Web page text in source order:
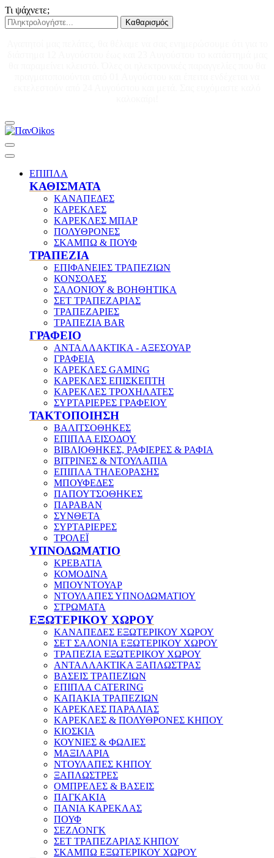
Τι ψάχνετε;
Καθαρισμός
ΕΠΙΠΛΑ
ΚΑΘΙΣΜΑΤΑ
ΚΑΝΑΠΕΔΕΣ
ΚΑΡΕΚΛΕΣ
ΚΑΡΕΚΛΕΣ ΜΠΑΡ
ΠΟΛΥΘΡΟΝΕΣ
ΣΚΑΜΠΩ & ΠΟΥΦ
ΤΡΑΠΕΖΙΑ
ΕΠΙΦΑΝΕΙΕΣ ΤΡΑΠΕΖΙΩΝ
ΚΟΝΣΟΛΕΣ
ΣΑΛΟΝΙΟΥ & ΒΟΗΘΗΤΙΚΑ
ΣΕΤ ΤΡΑΠΕΖΑΡΙΑΣ
ΤΡΑΠΕΖΑΡΙΕΣ
ΤΡΑΠΕΖΙΑ BAR
ΓΡΑΦΕΙΟ
ΑΝΤΑΛΛΑΚΤΙΚΑ - ΑΞΕΣΟΥΑΡ
ΓΡΑΦΕΙΑ
ΚΑΡΕΚΛΕΣ GAMING
ΚΑΡΕΚΛΕΣ ΕΠΙΣΚΕΠΤΗ
ΚΑΡΕΚΛΕΣ ΤΡΟΧΗΛΑΤΕΣ
ΣΥΡΤΑΡΙΕΡΕΣ ΓΡΑΦΕΙΟΥ
ΤΑΚΤΟΠΟΙΗΣΗ
ΒΑΛΙΤΣΟΘΗΚΕΣ
ΕΠΙΠΛΑ ΕΙΣΟΔΟΥ
ΒΙΒΛΙΟΘΗΚΕΣ, ΡΑΦΙΕΡΕΣ & ΡΑΦΙΑ
ΒΙΤΡΙΝΕΣ & ΝΤΟΥΛΑΠΙΑ
ΕΠΙΠΛΑ ΤΗΛΕΟΡΑΣΗΣ
ΜΠΟΥΦΕΔΕΣ
ΠΑΠΟΥΤΣΟΘΗΚΕΣ
ΠΑΡΑΒΑΝ
ΣΥΝΘΕΤΑ
ΣΥΡΤΑΡΙΕΡΕΣ
ΤΡΟΛΕΪ
ΥΠΝΟΔΩΜΑΤΙΟ
ΚΡΕΒΑΤΙΑ
ΚΟΜΟΔΙΝΑ
ΜΠΟΥΝΤΟΥΑΡ
ΝΤΟΥΛΑΠΕΣ ΥΠΝΟΔΩΜΑΤΙΟΥ
ΣΤΡΩΜΑΤΑ
ΕΞΩΤΕΡΙΚΟΥ ΧΩΡΟΥ
ΚΑΝΑΠΕΔΕΣ ΕΞΩΤΕΡΙΚΟΥ ΧΩΡΟΥ
ΣΕΤ ΣΑΛΟΝΙΑ ΕΞΩΤΕΡΙΚΟΥ ΧΩΡΟΥ
ΤΡΑΠΕΖΙΑ ΕΞΩΤΕΡΙΚΟΥ ΧΩΡΟΥ
ΑΝΤΑΛΛΑΚΤΙΚΑ ΞΑΠΛΩΣΤΡΑΣ
ΒΑΣΕΙΣ ΤΡΑΠΕΖΙΩΝ
ΕΠΙΠΛΑ CATERING
ΚΑΠΑΚΙΑ ΤΡΑΠΕΖΙΩΝ
ΚΑΡΕΚΛΕΣ ΠΑΡΑΛΙΑΣ
ΚΑΡΕΚΛΕΣ & ΠΟΛΥΘΡΟΝΕΣ ΚΗΠΟΥ
ΚΙΟΣΚΙΑ
ΚΟΥΝΙΕΣ & ΦΩΛΙΕΣ
ΜΑΞΙΛΑΡΙΑ
ΝΤΟΥΛΑΠΕΣ ΚΗΠΟΥ
ΞΑΠΛΩΣΤΡΕΣ
ΟΜΠΡΕΛΕΣ & ΒΑΣΕΙΣ
ΠΑΓΚΑΚΙΑ
ΠΑΝΙΑ ΚΑΡΕΚΛΑΣ
ΠΟΥΦ
ΣΕΖΛΟΝΓΚ
ΣΕΤ ΤΡΑΠΕΖΑΡΙΑΣ ΚΗΠΟΥ
ΣΚΑΜΠΩ ΕΞΩΤΕΡΙΚΟΥ ΧΩΡΟΥ